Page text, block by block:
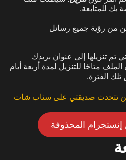
بك للمتابعة.
من رؤية جميع رسائل
تم تنزيلها إلى عنوان بريدك
متاحًا للتنزيل لمدة أربعة أيام
تلك الفترة.
تتحدث صديقتي على سناب شات
المحذوفة